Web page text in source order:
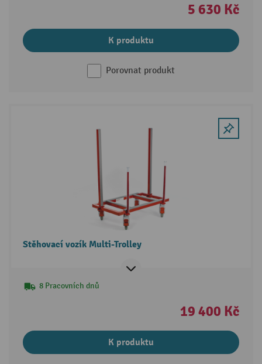
5 630 Kč
K produktu
Porovnat produkt
Stěhovací vozík Multi-Trolley
8 Pracovních dnů
19 400 Kč
K produktu